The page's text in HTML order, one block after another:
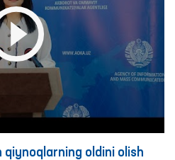
qiynoqlarning oldini olish